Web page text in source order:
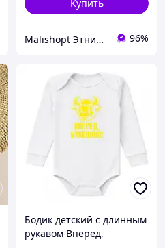
Купить
Malishopt Этническая одежда и головные уборы, все для крещения 96%
Бодик детский с длинным
рукавом Вперед,